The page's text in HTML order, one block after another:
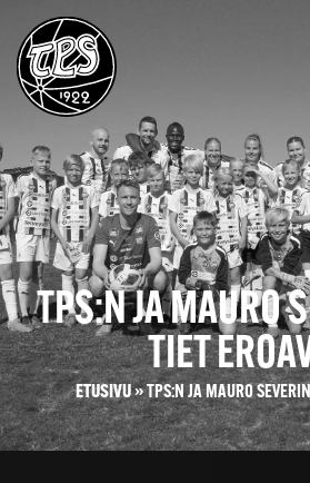
TPS:N JA MAURO
TIET
ETUSIVU»TPS:N JA MAURO